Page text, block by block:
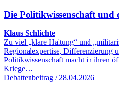
Die Politikwissenschaft und
Klaus Schlichte
Zu viel „klare Haltung“ und
Regionalexpertise, Differenzierung
Politikwissenschaft macht in ihren
Kriege…
Debattenbeitrag / 28.04.2026